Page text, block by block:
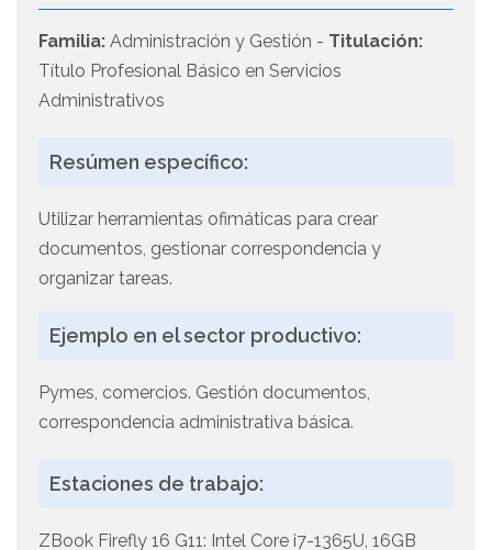
Familia: Administración y Gestión - Titulación:
Título Profesional Básico en Servicios
Administrativos
Resúmen específico:
Utilizar herramientas ofimáticas para crear
documentos, gestionar correspondencia y
organizar tareas.
Ejemplo en el sector productivo:
Pymes, comercios. Gestión documentos,
correspondencia administrativa básica.
Estaciones de trabajo:
ZBook Firefly 16 G11: Intel Core i7-1365U, 16GB